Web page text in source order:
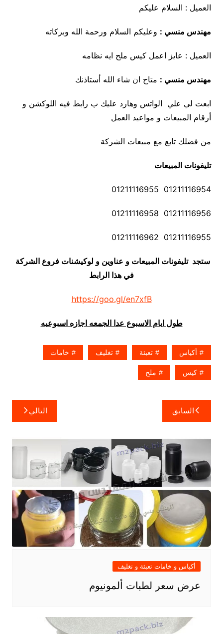
العميل : السلام عليكم
مهندس منسي : وعليكم السلام ورحمة الله وبركاته
العميل : عايز اعمل كيس ملح ايه نظامه
مهندس منسي : متاح ان شاء الله أستاذنك
ابعت لي علي الواتس وهارد عليك ب رابط فيه اللوكشن و
أرقام المبيعات و مواعيد العمل
من فضلك تابع مع مبيعات الشركة
تليفونات المبيعات
01211116954 01211116955
01211116956 01211116958
01211116955 01211116962
ستجد تليفونات المبيعات و عناوين و لوكيشنات فروع الشركة
في هذا الرابط
https://goo.gl/en7xfB
طول ايام الاسبوع عدا الجمعه اجازه اسبوعيه
أكياس تعبئة تغليف خامات
كيس ملح
تصفّح
المقالات
السابق التالي
أكياس و خامات تعبئة و تغليف
عرض سعر لطبات ألمونيوم